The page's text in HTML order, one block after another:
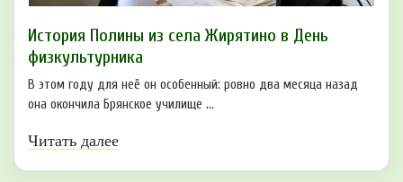
История Полины из села Жирятино в День
физкультурника
В этом году для неё он особенный: ровно два месяца назад
она окончила Брянское училище ...
Читать далее